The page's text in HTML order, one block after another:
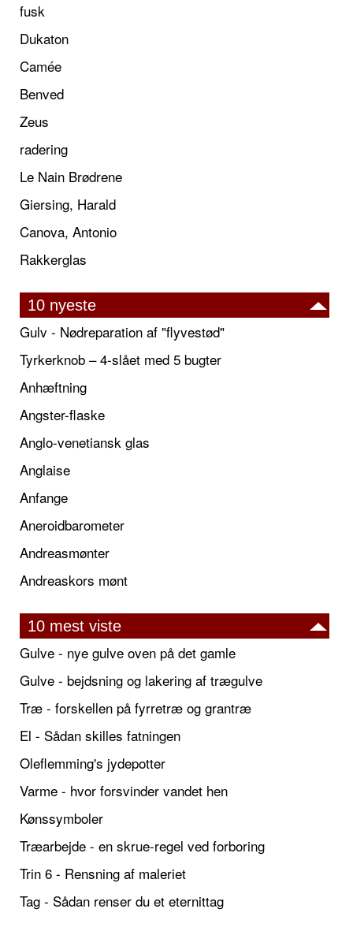
fusk
Dukaton
Camée
Benved
Zeus
radering
Le Nain Brødrene
Giersing, Harald
Canova, Antonio
Rakkerglas
10 nyeste
Gulv - Nødreparation af "flyvestød"
Tyrkerknob – 4-slået med 5 bugter
Anhæftning
Angster-flaske
Anglo-venetiansk glas
Anglaise
Anfange
Aneroidbarometer
Andreasmønter
Andreaskors mønt
10 mest viste
Gulve - nye gulve oven på det gamle
Gulve - bejdsning og lakering af trægulve
Træ - forskellen på fyrretræ og grantræ
El - Sådan skilles fatningen
Oleflemming's jydepotter
Varme - hvor forsvinder vandet hen
Kønssymboler
Træarbejde - en skrue-regel ved forboring
Trin 6 - Rensning af maleriet
Tag - Sådan renser du et eternittag